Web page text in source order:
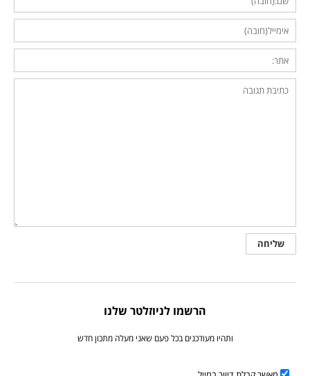
הרשמו לניוזלטר שלנו
ותהיו מעודכנים בכל פעם שאני מעלה מתכון חדש